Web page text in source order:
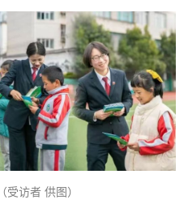
访者 供图）